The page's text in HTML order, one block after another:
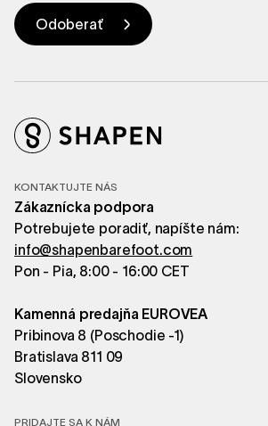
KONTAKTUJTE NÁS
Zákaznícka podpora
Potrebujete poradiť, napíšte nám:
info@shapenbarefoot.com
Pon - Pia, 8:00 - 16:00 CET
Kamenná predajňa EUROVEA
Pribinova 8 (Poschodie -1)
Bratislava 811 09
Slovensko
PRIDAJTE SA K NÁM